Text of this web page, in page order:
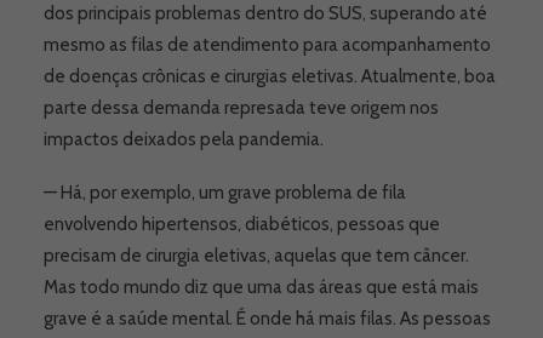
dos principais problemas dentro do SUS, superando até
mesmo as filas de atendimento para acompanhamento
de doenças crônicas e cirurgias eletivas. Atualmente, boa
parte dessa demanda represada teve origem nos
impactos deixados pela pandemia.
— Há, por exemplo, um grave problema de fila
envolvendo hipertensos, diabéticos, pessoas que
precisam de cirurgia eletivas, aquelas que tem câncer.
Mas todo mundo diz que uma das áreas que está mais
grave é a saúde mental. É onde há mais filas. As pessoas